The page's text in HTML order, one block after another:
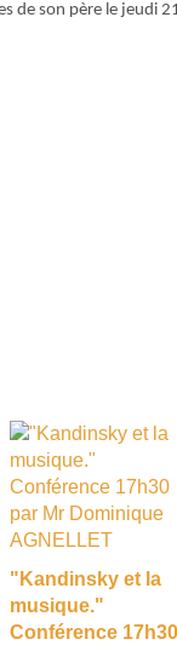
de son père le jeudi
"Kandinsky et la
musique."
Conférence 17h30